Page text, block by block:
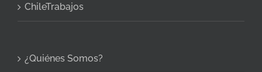
ChileTrabajos
¿Quiénes Somos?